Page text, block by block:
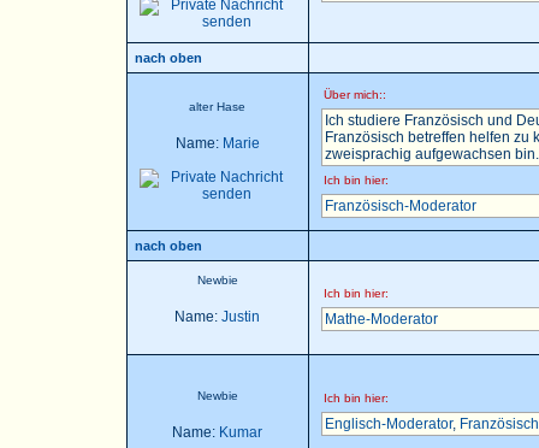
nach oben
alter Hase
Name: Marie
Über mich::
Ich studiere Französisch und
Französisch betreffen helfen zu
zweisprachig aufgewachsen
Ich bin hier:
Französisch-Moderator
nach oben
Newbie
Name: Justin
Ich bin hier:
Mathe-Moderator
Newbie
Name: Kumar
Ich bin hier:
Englisch-Moderator,